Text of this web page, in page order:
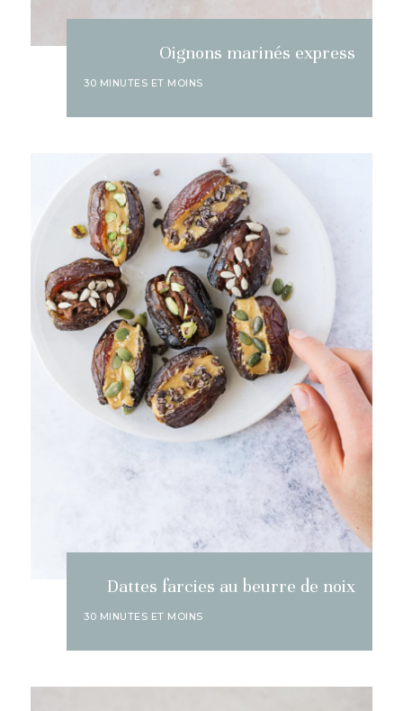
Oignons marinés express
30 MINUTES ET MOINS
Dattes farcies au beurre de noix
30 MINUTES ET MOINS